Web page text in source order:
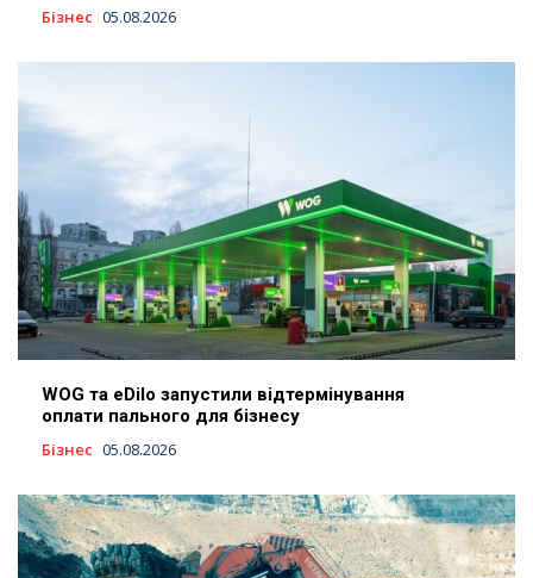
Бізнес 05.08.2026
WOG та eDilo запустили відтермінування
оплати пального для бізнесу
Бізнес 05.08.2026